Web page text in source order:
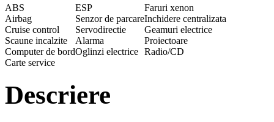
ABS ESP
Faruri xenon
Airbag
Senzor de parcareInchidere centralizata
Cruise control
Servodirectie
Geamuri electrice
Scaune incalzite
Alarma
Proiectoare
Computer de bordOglinzi electrice Radio/CD
Carte service
Descriere